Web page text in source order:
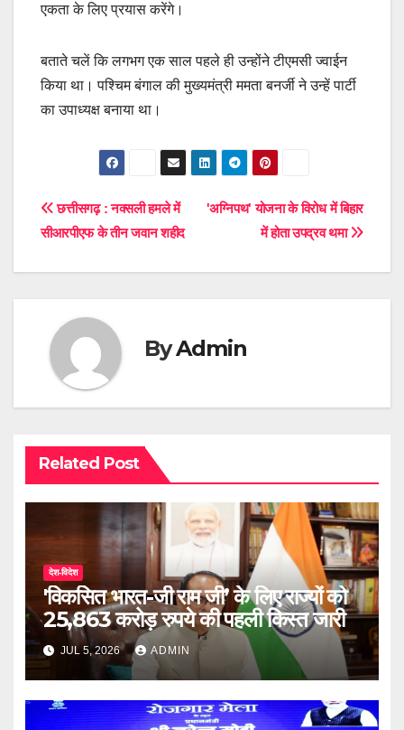
एकता के लिए प्रयास करेंगे।
बताते चलें कि लगभग एक साल पहले ही उन्होंने टीएमसी ज्वाईन
किया था। पश्चिम बंगाल की मुख्यमंत्री ममता बनर्जी ने उन्हें पार्टी
का उपाध्यक्ष बनाया था।
Post
navigation
'अग्निपथ' योजना के विरोध में बिहार
में होता उपद्रव थमा
छत्तीसगढ़ : नक्सली हमले में
सीआरपीएफ के तीन जवान शहीद
ByAdmin
Related Post
देश-विदेश
'विकसित भारत-जी राम जी’ के लिए राज्यों को
25,863 करोड़ रुपये की पहली किस्त जारी
JUL 5, 2026 ADMIN